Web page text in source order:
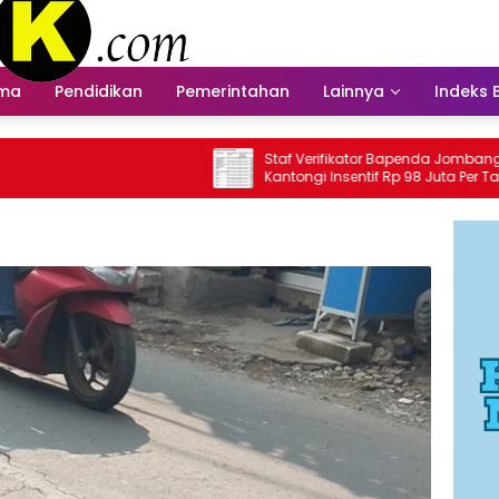
Pendidikan Pemerintahan Lainnya Indeks
Staf Verifikator Bapenda Jombang
Kantongi Insentif Rp 98 Juta Per Tahun?